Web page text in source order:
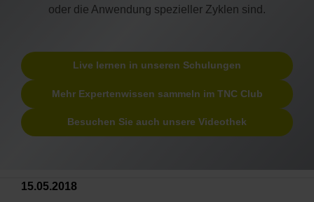
oder die Anwendung spezieller Zyklen sind.
Live lernen in unseren Schulungen
Mehr Expertenwissen sammeln im TNC Club
Besuchen Sie auch unsere Videothek
15.05.2018